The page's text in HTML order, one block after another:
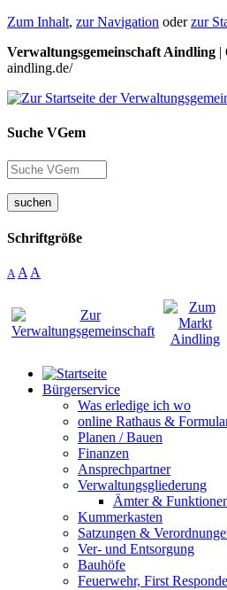
Zum Inhalt, zur Navigation oderzur
Verwaltungsgemeinschaft Aindling |
aindling.de/
Suche VGem
suchen
Schriftgröße
A A A
Bürgerservice
Was erledige ich wo
online Rathaus &
Planen / Bauen
Finanzen
Ansprechpartner
Verwaltungsgliederung
Ämter &
Kummerkasten
Satzungen &
Ver- und Entsorgung
Bauhöfe
Feuerwehr, First